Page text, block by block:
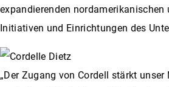
expandierenden nordamerikanischen
Initiativen und Einrichtungen des
„Der Zugang von Cordell stärkt unser